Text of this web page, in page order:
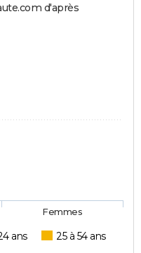
d'après
ans
25 à 54 ans
Femmes